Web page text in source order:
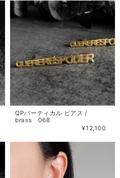
QPバーティカル ピアス /
brass 068
¥12,100